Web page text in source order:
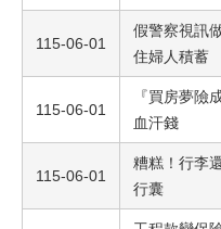
115-06-01
假警察視訊
住婦人積蓄
115-06-01
『買房夢險
血汗錢
115-06-01
糟糕！行李
行囊